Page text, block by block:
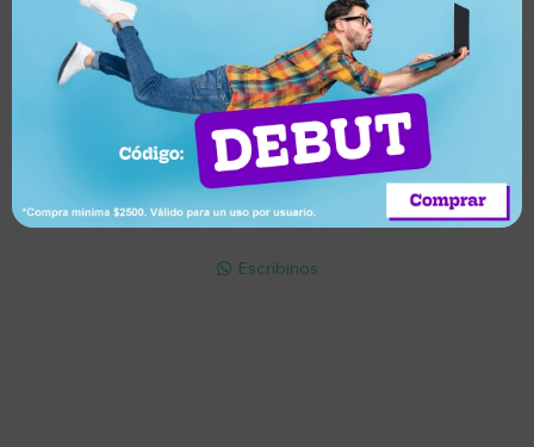
Suscribirme
Soriano 932 Esq. Convención
Lunes a Viernes 9:30 a 19:00 / Sábados 9:30 a 14:00
095 772 214 (Whatsapp - Solo Mensajes)
 Escribinos